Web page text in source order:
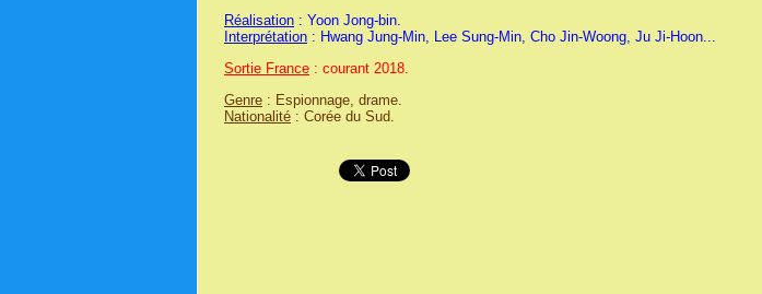
Réalisation : Yoon Jong-bin.
Interprétation : Hwang Jung-Min, Lee Sung-Min, Cho Jin-Woong, Ju Ji-Hoon...
Sortie France : courant 2018.
Genre : Espionnage, drame.
Nationalité : Corée du Sud.